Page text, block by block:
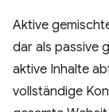
Aktive
dar als passive
aktive Inhalte
vollständige